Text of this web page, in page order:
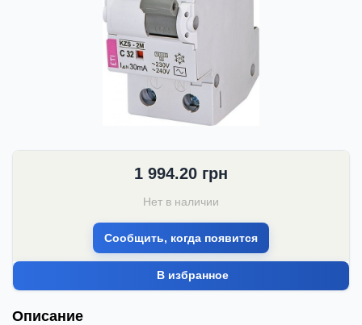
1 994.20 грн
Нет в наличии
Сообщить, когда появится
В избранное
Описание